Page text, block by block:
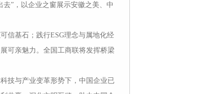
”，以企业之窗展示安徽之美、中
信基石；践行ESG理念与属地化经
可亲魅力。全国工商联将发挥桥梁
技与产业变革形势下，中国企业已